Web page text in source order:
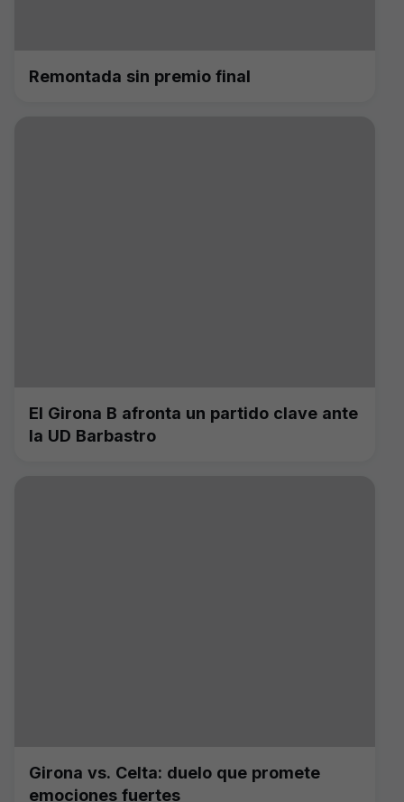
Remontada sin premio final
El Girona B afronta un partido clave ante
la UD Barbastro
Girona vs. Celta: duelo que promete
emociones fuertes